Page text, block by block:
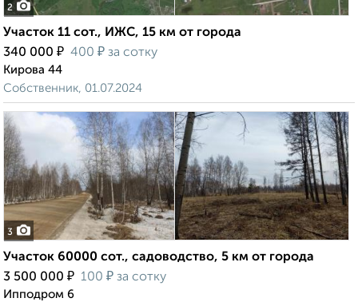
2
Участок 11 сот., ИЖС, 15 км от города
340 000 ₽ 400 ₽ за сотку
Кирова 44
Собственник, 01.07.2024
3
Участок 60000 сот., садоводство, 5 км от города
3 500 000 ₽ 100 ₽ за сотку
Ипподром 6